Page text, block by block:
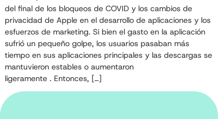
del final de los bloqueos de COVID y los cambios de
privacidad de Apple en el desarrollo de aplicaciones y los
esfuerzos de marketing. Si bien el gasto en la aplicación
sufrió un pequeño golpe, los usuarios pasaban más
tiempo en sus aplicaciones principales y las descargas se
mantuvieron estables o aumentaron
ligeramente . Entonces, […]